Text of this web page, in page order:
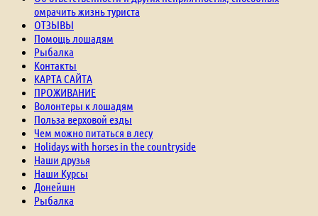
омрачить жизнь туриста
ОТЗЫВЫ
Помощь лошадям
Рыбалка
Контакты
КАРТА САЙТА
ПРОЖИВАНИЕ
Волонтеры к лошадям
Польза верховой езды
Чем можно питаться в лесу
Holidays with horses in the countryside
Наши друзья
Наши Курсы
Донейшн
Рыбалка